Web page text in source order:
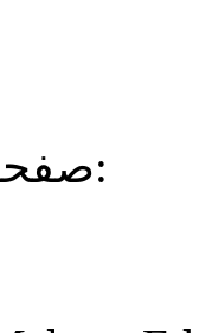
صفحات المستخرج: